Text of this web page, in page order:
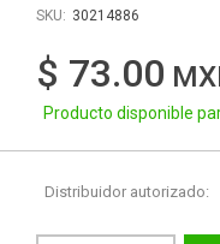
30214886
$ 73.00
Producto disponible
Distribuidor autorizado: